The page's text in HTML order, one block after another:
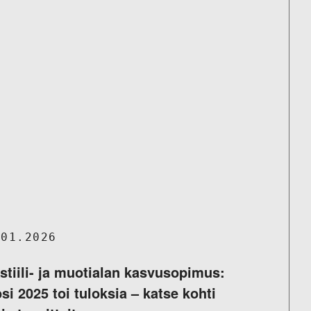
ja muotialan kasvusopimus:
2025 toi tuloksia – katse kohti